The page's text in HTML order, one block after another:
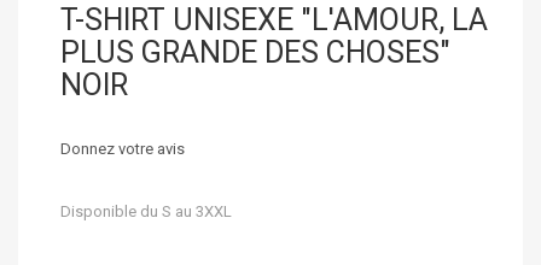
T-SHIRT UNISEXE "L'AMOUR, LA
PLUS GRANDE DES CHOSES"
NOIR
Donnez votre avis
Disponible du S au 3XXL